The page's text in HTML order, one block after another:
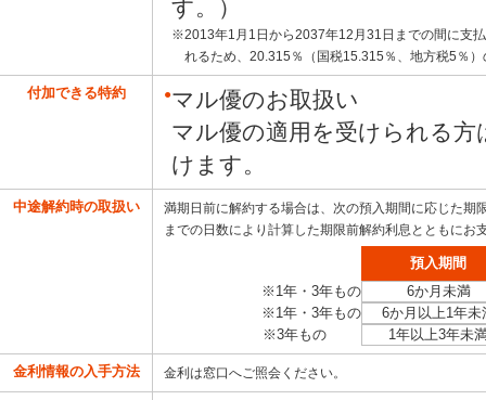
す。）
※2013年1月1日から2037年12月31日までの間に支
れるため、20.315％（国税15.315％、地方税5％
付加できる特約 ●マル優のお取扱い
マル優の適用を受けられる
けます。
中途解約時の取扱い
満期日前に解約する場合は、次の預入期間に応じた期
までの日数により計算した期限前解約利息とともにお
預入期間
※1年・3年もの
6か月未満
※1年・3年もの
6か月以上1年未
※3年もの
1年以上3年未
金利情報の入手方法 金利は窓口へご照会ください。